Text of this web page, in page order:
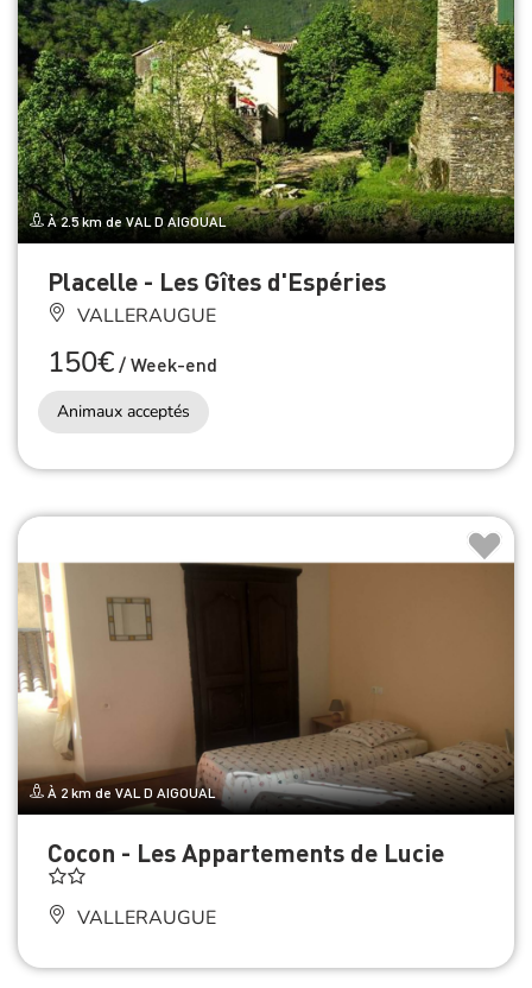
À 2.5 km de VAL D AIGOUAL
Placelle - Les Gîtes d'Espéries
VALLERAUGUE
150€/Week-end
Animaux acceptés
À 2 km de VAL D AIGOUAL
Cocon - Les Appartements de Lucie
VALLERAUGUE